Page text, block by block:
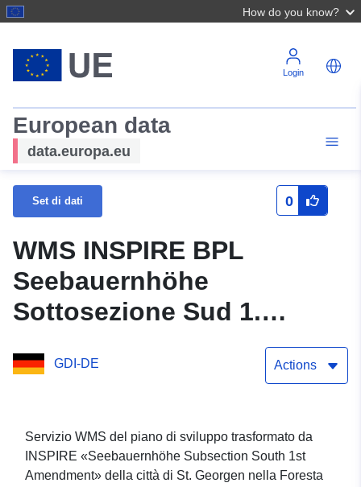
How do you know?
Login
European data
data.europa.eu
Set di dati 0
WMS INSPIRE BPL
Seebauernhöhe
Sottosezione Sud 1.
GDI-DE Actions
Servizio WMS del piano di sviluppo trasformato da
INSPIRE «Seebauernhöhe Subsection South 1st
Amendment» della città di St. Georgen nella Foresta